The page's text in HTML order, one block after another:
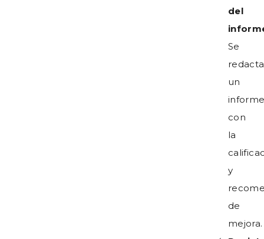
del
Se
un
con
la
y
de
mejora.